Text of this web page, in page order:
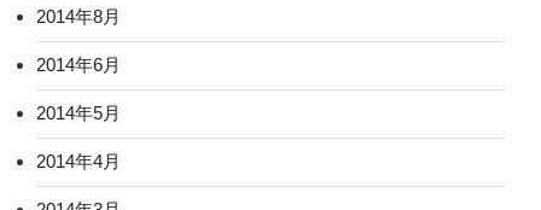
2014年8月
2014年6月
2014年5月
2014年4月